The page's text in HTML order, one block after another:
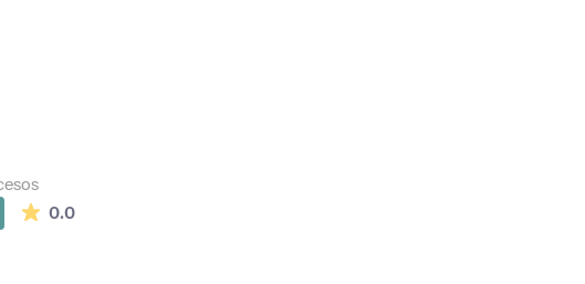
0.0La valoración media es de 0 estrellas de 5.